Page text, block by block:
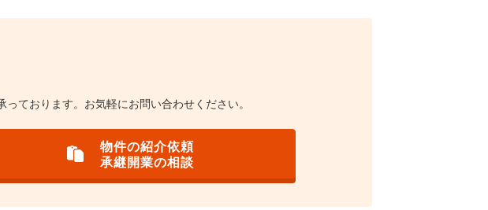
ております。お気軽にお問い合わせください。
物件の紹介依頼
承継開業の相談